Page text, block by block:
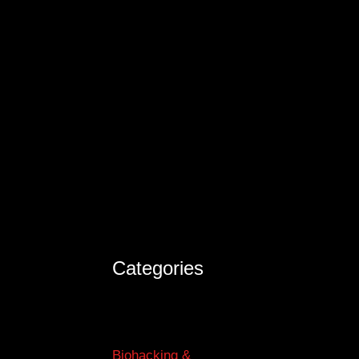
Categories
Biohacking &